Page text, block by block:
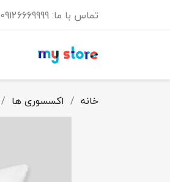
تماس با ما:09126669999
خانه اکسسوری ها